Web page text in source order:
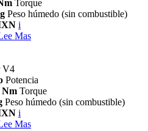
Torque
Peso húmedo (sin combustible)
i
Mas
V4
Potencia
Nm Torque
Peso húmedo (sin combustible)
i
Mas